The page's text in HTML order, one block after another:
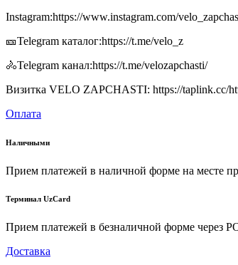
Instagram:https://www.instagram.com/
🎫Telegram каталог:https://t.me/velo_z
🚴Telegram канал:https://t.me/velozapchasti/
Визитка VELO ZAPCHASTI: https://taplink.cc/
Оплата
Наличными
Прием платежей в наличной форме на месте
Терминал UzCard
Прием платежей в безналичной форме через
Доставка